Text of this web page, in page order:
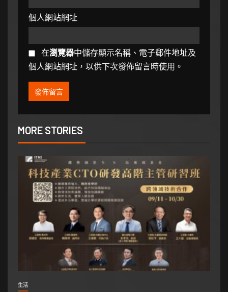
個人網站網址
在瀏覽器中儲存顯示名稱、電子郵件地址及
個人網站網址，以供下次發佈留言時使用。
MORE STORIES
生活